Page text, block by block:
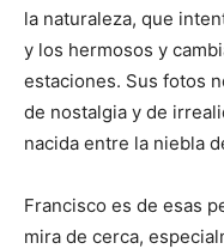
la naturaleza, que
y los hermosos y
estaciones. Sus fotos
de nostalgia y de
nacida entre la niebla
Francisco es de esas
mira de cerca,